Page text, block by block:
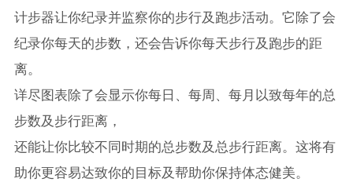
计步器让你纪录并监察你的步行及跑步活动。它除了会
纪录你每天的步数，还会告诉你每天步行及跑步的距
离。
详尽图表除了会显示你每日、每周、每月以致每年的总
步数及步行距离，
还能让你比较不同时期的总步数及总步行距离。这将有
助你更容易达致你的目标及帮助你保持体态健美。